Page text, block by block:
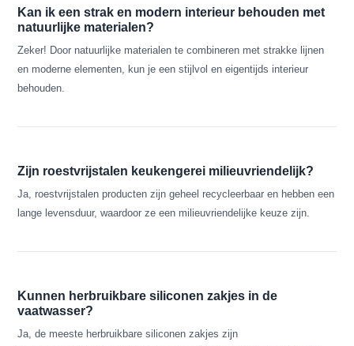
Kan ik een strak en modern interieur behouden met
natuurlijke materialen?
Zeker! Door natuurlijke materialen te combineren met strakke lijnen
en moderne elementen, kun je een stijlvol en eigentijds interieur
behouden.
Zijn roestvrijstalen keukengerei milieuvriendelijk?
Ja, roestvrijstalen producten zijn geheel recycleerbaar en hebben een
lange levensduur, waardoor ze een milieuvriendelijke keuze zijn.
Kunnen herbruikbare siliconen zakjes in de
vaatwasser?
Ja, de meeste herbruikbare siliconen zakjes zijn